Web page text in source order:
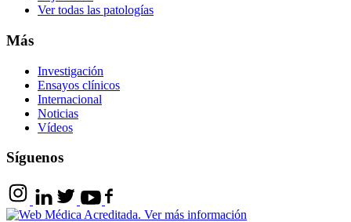
Ver todas las patologías
Más
Investigación
Ensayos clínicos
Internacional
Noticias
Vídeos
Síguenos